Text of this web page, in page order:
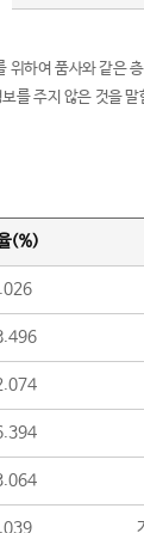
위하여 품사와 같은
를 주지 않은 것을 말
(%)